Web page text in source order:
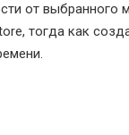
от
тогда как